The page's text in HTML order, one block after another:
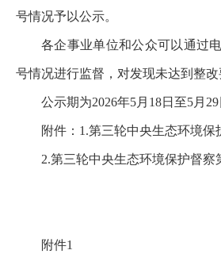
号情况予以公示。
各企事业单位和公众可以通过电
号情况进行监督，对发现未达到整
公示期为2026年5月18日至5月
附件：1.第三轮中央生态环境
2.第三轮中央生态环境保护督察
附件1